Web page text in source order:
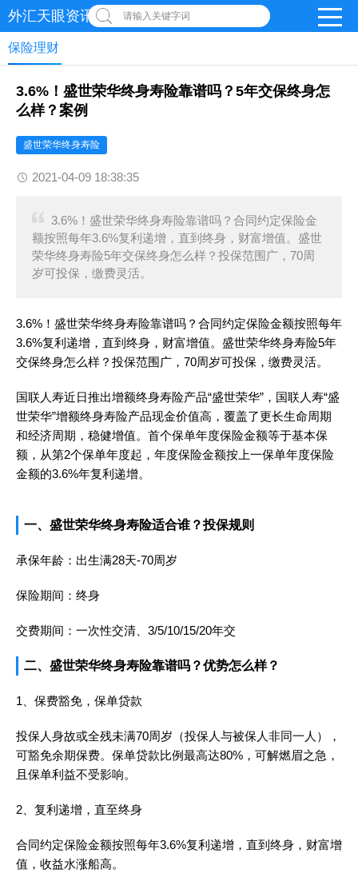
外汇天眼资讯网 请输入关键字词
保险理财
3.6%！盛世荣华终身寿险靠谱吗？5年交保终身怎
么样？案例
盛世荣华终身寿险
2021-04-09 18:38:35
3.6%！盛世荣华终身寿险靠谱吗？合同约定保险金
额按照每年3.6%复利递增，直到终身，财富增值。盛世
荣华终身寿险5年交保终身怎么样？投保范围广，70周
岁可投保，缴费灵活。
3.6%！盛世荣华终身寿险靠谱吗？合同约定保险金额按照每年
3.6%复利递增，直到终身，财富增值。盛世荣华终身寿险5年
交保终身怎么样？投保范围广，70周岁可投保，缴费灵活。
国联人寿近日推出增额终身寿险产品“盛世荣华”，国联人寿“盛
世荣华”增额终身寿险产品现金价值高，覆盖了更长生命周期
和经济周期，稳健增值。首个保单年度保险金额等于基本保
额，从第2个保单年度起，年度保险金额按上一保单年度保险
金额的3.6%年复利递增。
一、盛世荣华终身寿险适合谁？投保规则
承保年龄：出生满28天-70周岁
保险期间：终身
交费期间：一次性交清、3/5/10/15/20年交
二、盛世荣华终身寿险靠谱吗？优势怎么样？
1、保费豁免，保单贷款
投保人身故或全残未满70周岁（投保人与被保人非同一人），
可豁免余期保费。保单贷款比例最高达80%，可解燃眉之急，
且保单利益不受影响。
2、复利递增，直至终身
合同约定保险金额按照每年3.6%复利递增，直到终身，财富增
值，收益水涨船高。